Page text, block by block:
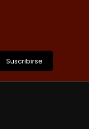
Suscribirse